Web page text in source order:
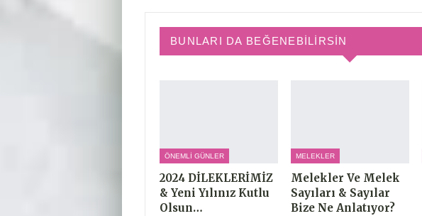
BUNLARI DA BEĞENEBILIRSIN
ÖNEMLI GÜNLER
2024 DİLEKLERİMİZ
& Yeni Yılınız Kutlu
Olsun…
MELEKLER
Melekler Ve Melek
Sayıları & Sayılar
Bize Ne Anlatıyor?